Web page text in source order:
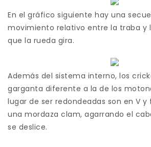
En el gráfico siguiente hay una
movimiento relativo entre la traba y
que la rueda gira.
Además del sistema interno, los
garganta diferente a la de los
lugar de ser redondeadas son en V
una mordaza clam, agarrando el
se deslice.